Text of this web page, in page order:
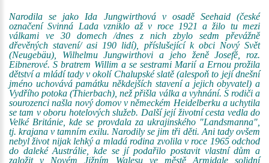
Narodila se jako Ida Jungwirthová v osadě Seehaid (české
označení Svinná Lada vzniklo až v roce 1921 a žilo tu mezi
válkami ve 30 domech /dnes z nich zbylo sedm převážně
dřevěných stavení/ asi 190 lidí), příslušející k obci Nový Svět
(Neugebäu), Wilhelmu Jungwirthovi a jeho ženě Josefě, roz.
Eibnerové. S bratrem Willim a se sestrami Marií a Ernou prožila
dětství a mládí tady v okolí Chalupské slatě (alespoň to její dnešní
jméno uchovává památku někdejších stavení a jejich obyvatel) a
Vydřího potoka (Thierbach), než přišla válka a vyhnání. S rodiči a
sourozenci našla nový domov v německém Heidelberku a uchytila
se tam v oboru hotelových služeb. Další její životní cesta vedla do
Velké Británie, kde se provdala za ukrajinského "Landsmanna",
tj. krajana v tamním exilu. Narodily se jim tři děti. Ani tady ovšem
nebyl život nijak lehký a mladá rodina zvolila v roce 1965 odchod
do daleké Austrálie, kde se jí podařilo postavit vlastní dům a
založit v Novém Jižním Walesu ve městě Armidale solidní